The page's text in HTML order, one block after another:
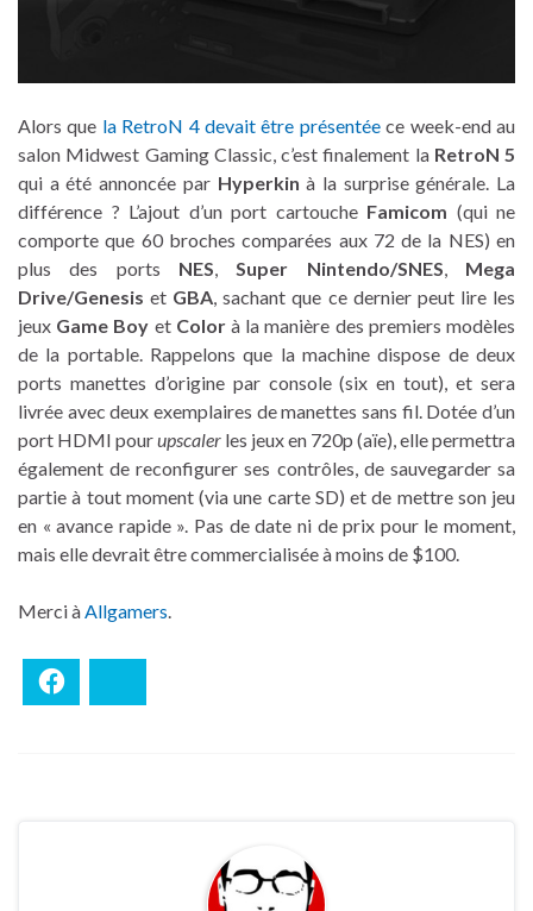
Alors que la RetroN 4 devait être présentéece week-end au
salon Midwest Gaming Classic, c’est finalement la RetroN 5
qui a été annoncée par Hyperkin à la surprise générale. La
différence ? L’ajout d’un port cartouche Famicom (qui ne
comporte que 60 broches comparées aux 72 de la NES) en
plus des ports NES,Super Nintendo/SNES, Mega
Drive/Genesiset GBA, sachant que ce dernier peut lire les
jeux Game Boy et Colorà la manière des premiers modèles
de la portable. Rappelons que la machine dispose de deux
ports manettes d’origine par console (six en tout), et sera
livrée avec deux exemplaires de manettes sans fil. Dotée d’un
port HDMI pourupscaler les jeux en 720p (aïe), elle permettra
également de reconfigurer ses contrôles, de sauvegarder sa
partie à tout moment (via une carte SD) et de mettre son jeu
en « avance rapide ». Pas de date ni de prix pour le moment,
mais elle devrait être commercialisée à moins de $100.
Merci àAllgamers.